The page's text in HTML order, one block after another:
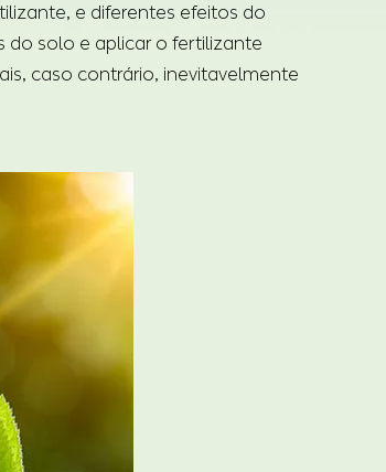
e diferentes efeitos do
do solo e aplicar o fertilizante
caso contrário, inevitavelmente